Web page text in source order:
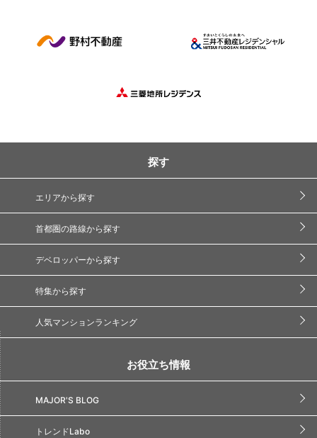
探す
エリアから探す
首都圏の路線から探す
デベロッパーから探す
特集から探す
人気マンションランキング
お役立ち情報
MAJOR'S BLOG
トレンドLabo